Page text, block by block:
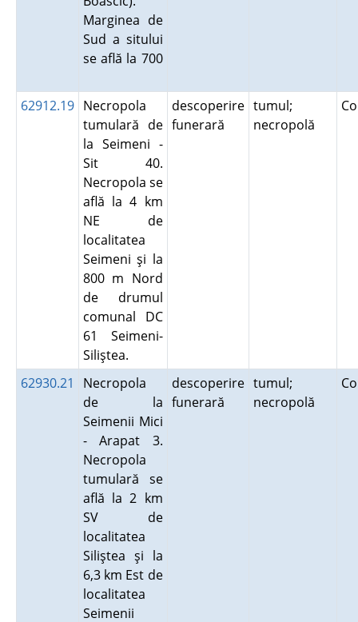
Marginea de
Sud a sitului
se află la 700
62912.19 Necropola
tumulară de
la Seimeni -
Sit 40.
Necropola se
află la 4 km
NE de
localitatea
Seimeni şi la
800 m Nord
de drumul
comunal DC
61 Seimeni-
Siliştea.
descoperire
funerară
tumul;
necropolă
62930.21
Necropola
de la
Seimenii Mici
- Arapat 3.
Necropola
tumulară se
află la 2 km
SV de
localitatea
Siliştea şi la
6,3 km Est de
localitatea
Seimenii
descoperire
funerară
tumul;
necropolă